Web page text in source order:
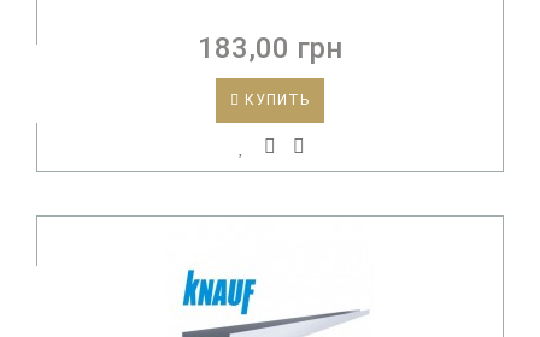
183,00 грн
КУПИТЬ